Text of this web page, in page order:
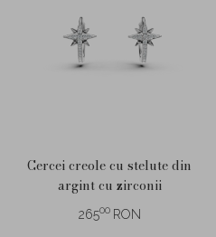
Cercei creole cu stelute din
argint cu zirconii
26500 RON